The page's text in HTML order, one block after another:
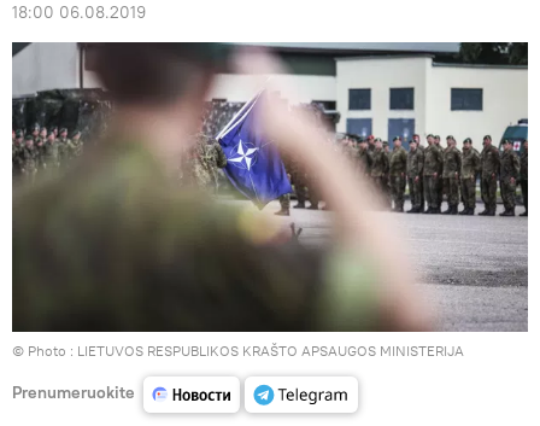
18:00 06.08.2019
© Photo : LIETUVOS RESPUBLIKOS KRAŠTO APSAUGOS MINISTERIJA
Prenumeruokite